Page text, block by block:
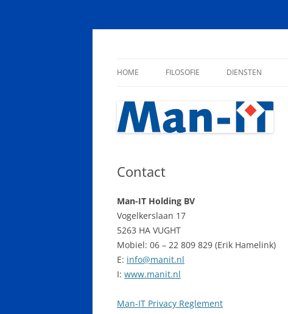
Ga
HOME FILOSOFIE DIENSTEN
Contact
Man-IT Holding BV
Vogelkerslaan 17
5263 HA VUGHT
Mobiel: 06 – 22 809 829 (Erik Hamelink)
E: info@manit.nl
I: www.manit.nl
Man-IT Privacy Reglement